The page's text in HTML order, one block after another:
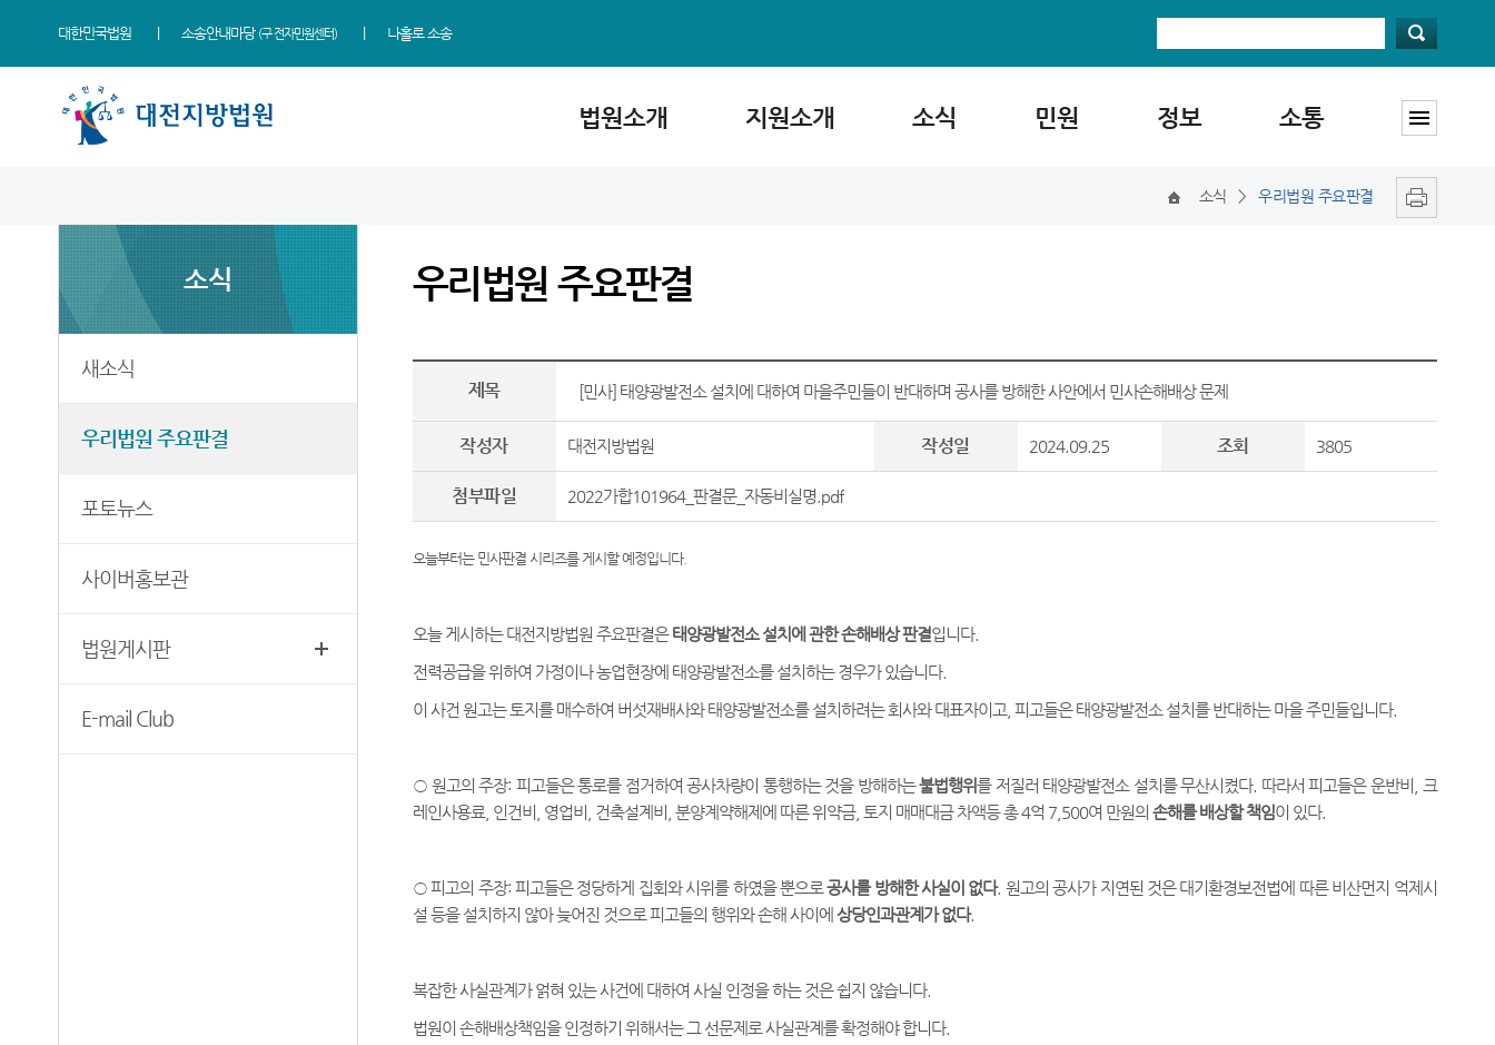
대한민국법원 소송안내마당 (구 전자민원센터) 나홀로 소송
법원소개 지원소개 소식 민원 정보 소통
조직 및 전화번호
시/군법원
청사안내
공주지원
논산지원
우리법원 주요판결
포토뉴스
E-mail Club
사회적 약자 통합적 사법
지원 - 사법접근센터
민원안내
유관기관안내
재판기록열람복사예약
자료실
판결서사본 제공신청
부조리 신고센터
법원견학
소식 > 우리법원 주요판결
소식
새소식
우리법원 주요판결
포토뉴스
사이버홍보관
법원게시판
E-mail Club
우리법원 주요판결
제목 [민사] 태양광발전소 설치에 대하여 마을주민들이 반대하며 공사를 방해한 사안에서 민사손해배상 문제
작성자 대전지방법원 작성일 2024.09.25 조회 3805
첨부파일 2022가합101964_판결문_자동비실명.pdf
오늘부터는 민사판결 시리즈를 게시할 예정입니다.
오늘 게시하는 대전지방법원 주요판결은태양광발전소 설치에 관한 손해배상 판결입니다.
전력공급을 위하여 가정이나 농업현장에 태양광발전소를 설치하는 경우가 있습니다.
이 사건 원고는 토지를 매수하여 버섯재배사와 태양광발전소를 설치하려는 회사와 대표자이고, 피고들은 태양광발전소 설치를 반대하는 마을 주민들입니다.
○ 원고의 주장: 피고들은 통로를 점거하여 공사차량이 통행하는 것을 방해하는불법행위를 저질러 태양광발전소 설치를 무산시켰다. 따라서 피고들은 운반비, 크
레인사용료, 인건비, 영업비, 건축설계비, 분양계약해제에 따른 위약금, 토지 매매대금 차액등 총 4억 7,500여 만원의 손해를 배상할 책임이 있다.
○ 피고의 주장: 피고들은 정당하게 집회와 시위를 하였을 뿐으로공사를 방해한 사실이 없다. 원고의 공사가 지연된 것은 대기환경보전법에 따른 비산먼지 억제시
설 등을 설치하지 않아 늦어진 것으로 피고들의 행위와 손해 사이에 상당인과관계가 없다.
복잡한 사실관계가 얽혀 있는 사건에 대하여 사실 인정을 하는 것은 쉽지 않습니다.
법원이 손해배상책임을 인정하기 위해서는 그 선문제로 사실관계를 확정해야 합니다.